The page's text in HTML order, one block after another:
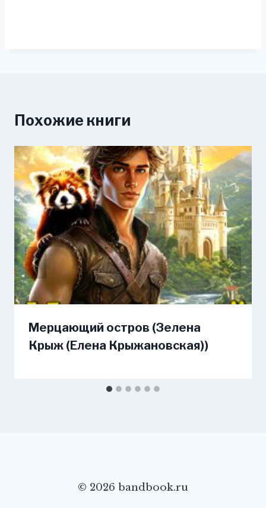
Похожие книги
Мерцающий остров (Зелена
Крыж (Елена Крыжановская))
© 2026 bandbook.ru